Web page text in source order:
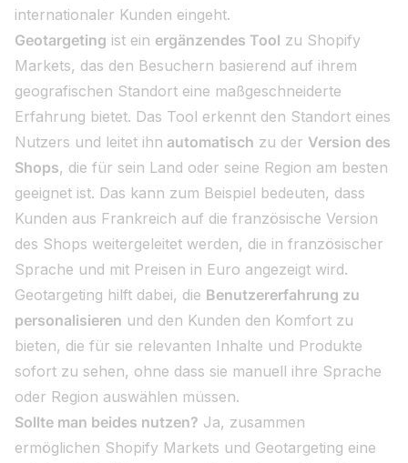
internationaler Kunden eingeht.
Geotargeting ist ein ergänzendes Tool zu Shopify
Markets, das den Besuchern basierend auf ihrem
geografischen Standort eine maßgeschneiderte
Erfahrung bietet. Das Tool erkennt den Standort eines
Nutzers und leitet ihn automatisch zu der Version des
Shops, die für sein Land oder seine Region am besten
geeignet ist. Das kann zum Beispiel bedeuten, dass
Kunden aus Frankreich auf die französische Version
des Shops weitergeleitet werden, die in französischer
Sprache und mit Preisen in Euro angezeigt wird.
Geotargeting hilft dabei, die Benutzererfahrung zu
personalisieren und den Kunden den Komfort zu
bieten, die für sie relevanten Inhalte und Produkte
sofort zu sehen, ohne dass sie manuell ihre Sprache
oder Region auswählen müssen.
Sollte man beides nutzen? Ja, zusammen
ermöglichen Shopify Markets und Geotargeting eine